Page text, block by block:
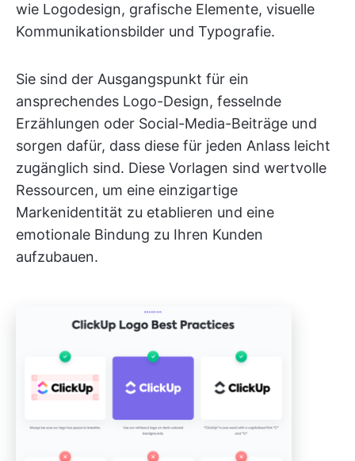
wie Logodesign, grafische Elemente, visuelle
Kommunikationsbilder und Typografie.
Sie sind der Ausgangspunkt für ein
ansprechendes Logo-Design, fesselnde
Erzählungen oder Social-Media-Beiträge und
sorgen dafür, dass diese für jeden Anlass leicht
zugänglich sind. Diese Vorlagen sind wertvolle
Ressourcen, um eine einzigartige
Markenidentität zu etablieren und eine
emotionale Bindung zu Ihren Kunden
aufzubauen.